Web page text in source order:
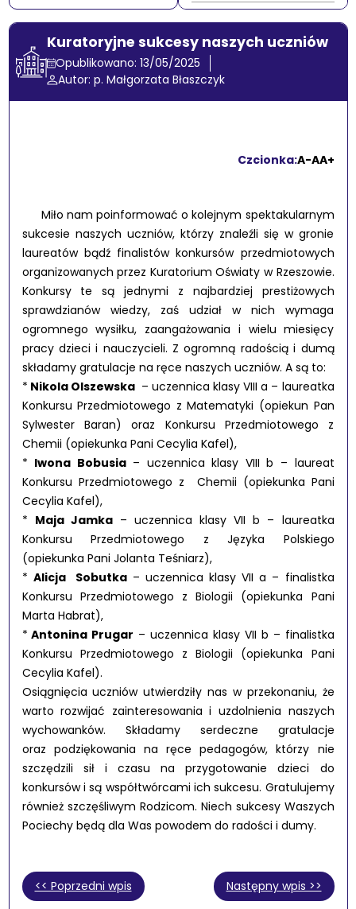
Kuratoryjne sukcesy naszych uczniów
Opublikowano: 13/05/2025
Autor: p. Małgorzata Błaszczyk
Czcionka:A-AA+
Miło nam poinformować o kolejnym spektakularnym
sukcesie naszych uczniów, którzy znaleźli się w gronie
laureatów bądź finalistów konkursów przedmiotowych
organizowanych przez Kuratorium Oświaty w Rzeszowie.
Konkursy te są jednymi z najbardziej prestiżowych
sprawdzianów wiedzy, zaś udział w nich wymaga
ogromnego wysiłku, zaangażowania i wielu miesięcy
pracy dzieci i nauczycieli. Z ogromną radością i dumą
składamy gratulacje na ręce naszych uczniów. A są to:
* Nikola Olszewska– uczennica klasy VIII a – laureatka
Konkursu Przedmiotowego z Matematyki (opiekun Pan
Sylwester Baran) oraz Konkursu Przedmiotowego z
Chemii (opiekunka Pani Cecylia Kafel),
* Iwona Bobusia– uczennica klasy VIII b – laureat
Konkursu Przedmiotowego z Chemii (opiekunka Pani
Cecylia Kafel),
* Maja Jamka– uczennica klasy VII b – laureatka
Konkursu Przedmiotowego z Języka Polskiego
(opiekunka Pani Jolanta Teśniarz),
* Alicja Sobutka– uczennica klasy VII a – finalistka
Konkursu Przedmiotowego z Biologii (opiekunka Pani
Marta Habrat),
* Antonina Prugar – uczennica klasy VII b – finalistka
Konkursu Przedmiotowego z Biologii (opiekunka Pani
Cecylia Kafel).
Osiągnięcia uczniów utwierdziły nas w przekonaniu, że
warto rozwijać zainteresowania i uzdolnienia naszych
wychowanków. Składamy serdeczne gratulacje
oraz podziękowania na ręce pedagogów, którzy nie
szczędzili sił i czasu na przygotowanie dzieci do
konkursów i są współtwórcami ich sukcesu. Gratulujemy
również szczęśliwym Rodzicom. Niech sukcesy Waszych
Pociechy będą dla Was powodem do radości i dumy.
<< Poprzedni wpis Następny wpis >>